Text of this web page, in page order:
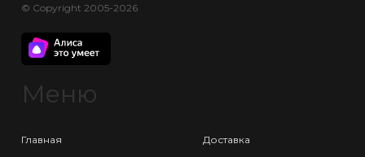
© Copyright 2005-2026
Меню
Главная Доставка